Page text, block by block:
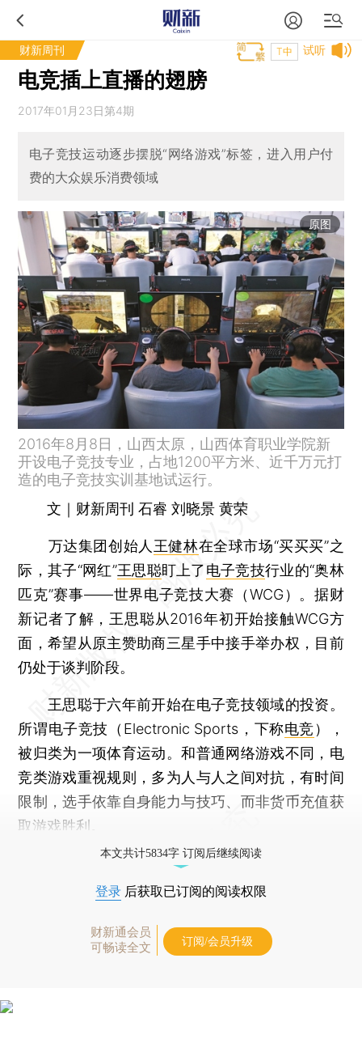
财新周刊 试听
T中
电竞插上直播的翅膀
2017年01月23日第4期
电子竞技运动逐步摆脱“网络游戏”标签，进入用户付
费的大众娱乐消费领域
原图
2016年8月8日，山西太原，山西体育职业学院新
开设电子竞技专业，占地1200平方米、近千万元打
造的电子竞技实训基地试运行。
文｜财新周刊 石睿 刘晓景 黄荣
万达集团创始人 王健林在全球市场“买买买”之
际，其子“网红”王思聪盯上了电子竞技行业的“奥林
匹克”赛事——世界电子竞技大赛（WCG）。据财
新记者了解，王思聪从2016年初开始接触WCG方
面，希望从原主赞助商三星手中接手举办权，目前
仍处于谈判阶段。
王思聪于六年前开始在电子竞技领域的投资。
所谓电子竞技（Electronic Sports，下称电竞），
被归类为一项体育运动。和普通网络游戏不同，电
竞类游戏重视规则，多为人与人之间对抗，有时间
限制，选手依靠自身能力与技巧、而非货币充值获
取游戏胜利。
本文共计5834字 订阅后继续阅读
登录 后获取已订阅的阅读权限
财新通会员
可畅读全文
订阅/会员升级